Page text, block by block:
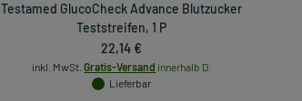
Testamed GlucoCheck Advance Blutzucker
Teststreifen, 1 P
22,14 €
inkl. MwSt. Gratis-Versand innerhalb D.
Lieferbar